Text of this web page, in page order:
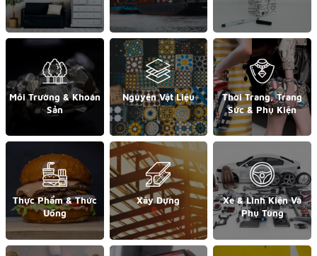
Môi Trường & Khoán
Sản
Nguyên Vật Liệu
Thời Trang, Trang
Sức & Phụ Kiện
Thực Phẩm & Thức
Uống
Xây Dựng
Xe & Linh Kiện Và
Phụ Tùng